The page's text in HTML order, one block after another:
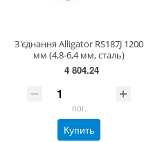
З'єднання Alligator RS187J 1200
мм (4,8-6,4 мм, сталь)
4 804.24
пог.
Купить